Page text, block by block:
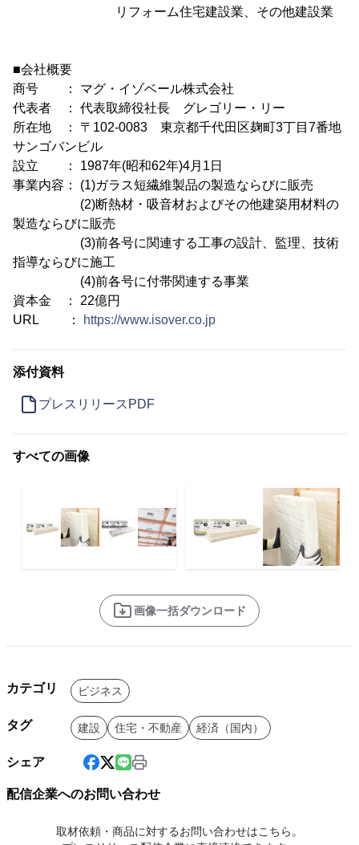
リフォーム住宅建設業、その他建設業
■会社概要
商号 ： マグ・イゾベール株式会社
代表者 ： 代表取締役社長 グレゴリー・リー
所在地 ： 〒102-0083 東京都千代田区麹町3丁目7番地
サンゴバンビル
設立 ： 1987年(昭和62年)4月1日
事業内容： (1)ガラス短繊維製品の製造ならびに販売
(2)断熱材・吸音材およびその他建築用材料の
製造ならびに販売
(3)前各号に関連する工事の設計、監理、技術
指導ならびに施工
(4)前各号に付帯関連する事業
資本金 ： 22億円
URL ：
https://www.isover.co.jp
添付資料
プレスリリースPDF
すべての画像
画像一括ダウンロード
カテゴリ ビジネス
タグ 建設 住宅・不動産 経済（国内）
シェア
配信企業へのお問い合わせ
取材依頼・商品に対するお問い合わせはこちら。